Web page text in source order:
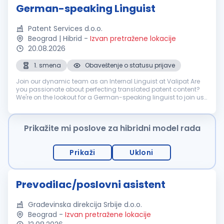
German-speaking Linguist
Patent Services d.o.o.
Beograd | Hibrid - Izvan pretražene lokacije
20.08.2026
1. smena
Obaveštenje o statusu prijave
Join our dynamic team as an Internal Linguist at Valipat Are
you passionate about perfecting translated patent content?
We're on the lookout for a German-speaking linguist to join us
ensuring...
Prikažite mi poslove za hibridni model rada
Prikaži Ukloni
Prevodilac/poslovni asistent
Građevinska direkcija Srbije d.o.o.
Beograd - Izvan pretražene lokacije